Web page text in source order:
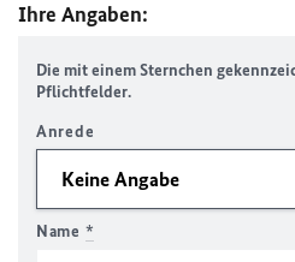
Ihre Angaben:
Die mit einem Sternchen
Pflichtfelder.
Anrede
Name *